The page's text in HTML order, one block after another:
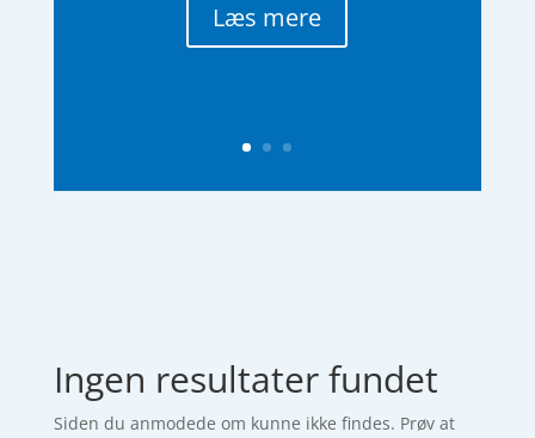
Læs mere
Ingen resultater fundet
Siden du anmodede om kunne ikke findes. Prøv at